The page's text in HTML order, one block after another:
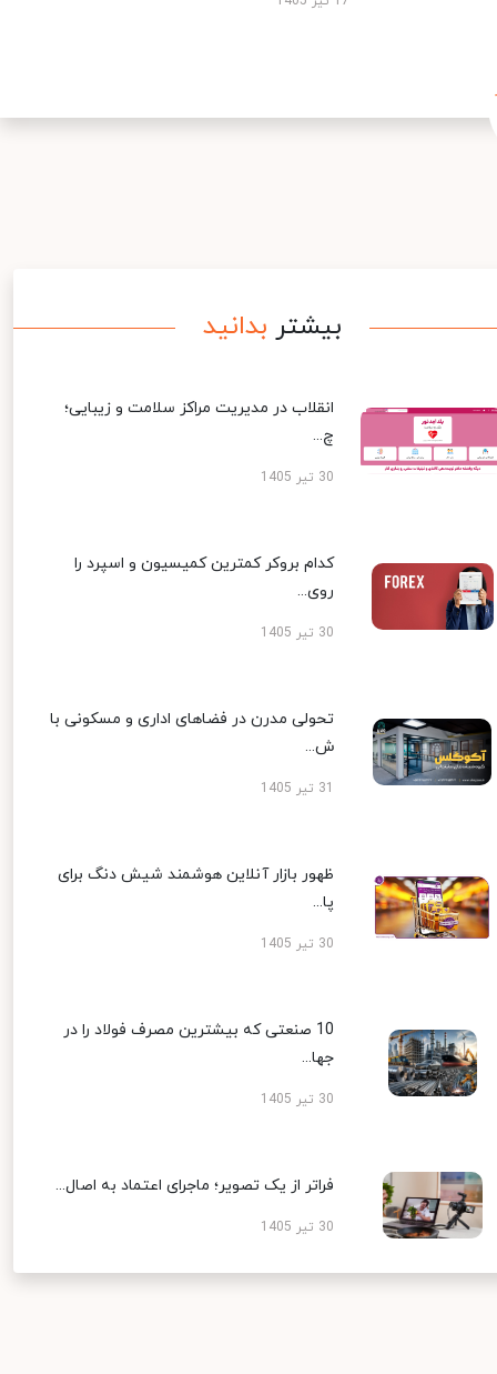
بیشتر بدانید
انقلاب در مدیریت مراکز سلامت و زیبایی؛
چ...
30 تیر 1405
کدام بروکر کمترین کمیسیون و اسپرد را
روی...
30 تیر 1405
تحولی مدرن در فضاهای اداری و مسکونی با
ش...
ظهور بازار آنلاین هوشمند شیش دنگ برای
پا...
30 تیر 1405
10 صنعتی که بیشترین مصرف فولاد را در
جها...
30 تیر 1405
فراتر از یک تصویر؛ ماجرای اعتماد به اصال...
30 تیر 1405